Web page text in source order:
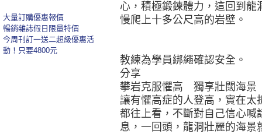
心，積極鍛鍊體力，這回到
慢爬上十多公尺高的岩壁。
教練為學員綁繩確認安全。
分享
攀岩克服懼高 獨享壯闊海景
讓有懼高症的人登高，實在太
都往上看，不斷對自己信心喊
息，一回頭，龍洞壯麗的海
大量訂購優惠報價
暢銷雜誌假日限量特價
今周刊訂一送二超級優惠活
動！只要4800元